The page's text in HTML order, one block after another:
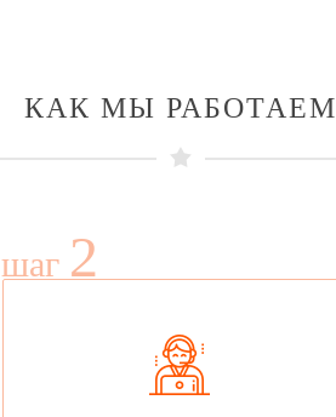
КАК МЫ РАБОТАЕМ
шаг 2